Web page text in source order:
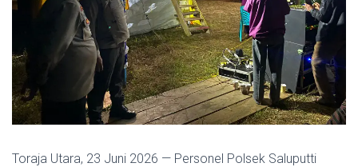
Toraja Utara, 23 Juni 2026 — Personel Polsek Saluputti